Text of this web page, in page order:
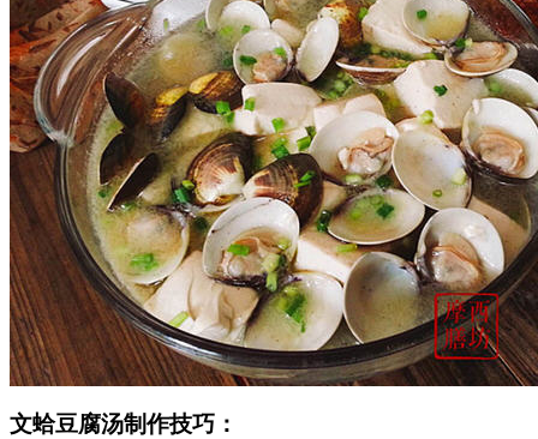
文蛤豆腐汤制作技巧：